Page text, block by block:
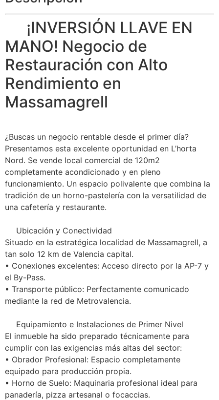
¡INVERSIÓN LLAVE EN
MANO! Negocio de
Restauración con Alto
Rendimiento en
Massamagrell
¿Buscas un negocio rentable desde el primer día?
Presentamos esta excelente oportunidad en L’horta
Nord. Se vende local comercial de 120m2
completamente acondicionado y en pleno
funcionamiento. Un espacio polivalente que combina la
tradición de un horno-pastelería con la versatilidad de
una cafetería y restaurante.
Ubicación y Conectividad
Situado en la estratégica localidad de Massamagrell, a
tan solo 12 km de Valencia capital.
• Conexiones excelentes: Acceso directo por la AP-7 y
el By-Pass.
• Transporte público: Perfectamente comunicado
mediante la red de Metrovalencia.
Equipamiento e Instalaciones de Primer Nivel
El inmueble ha sido preparado técnicamente para
cumplir con las exigencias más altas del sector:
• Obrador Profesional: Espacio completamente
equipado para producción propia.
• Horno de Suelo: Maquinaria profesional ideal para
panadería, pizza artesanal o focaccias.